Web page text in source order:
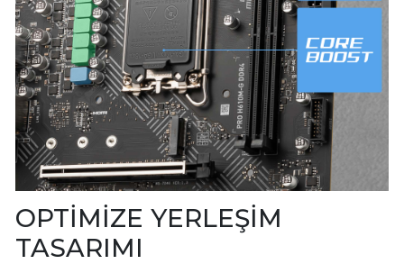
OPTİMİZE YERLEŞİM
TASARIMI